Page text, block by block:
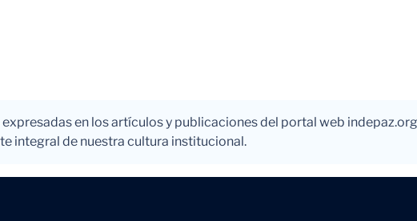
expresadas en los artículos y publicaciones del portal web
integral de nuestra cultura institucional.